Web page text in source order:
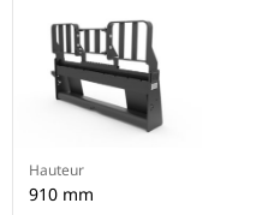
Hauteur
910 mm